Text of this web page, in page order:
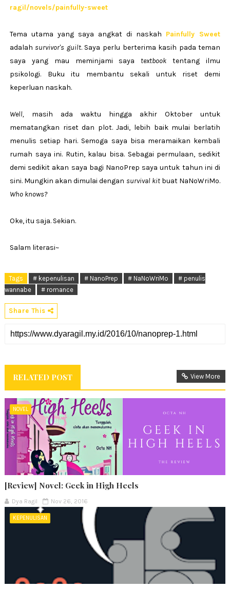
ragil/novels/painfully-sweet
Tema utama yang saya angkat di naskah Painfully Sweet
adalah survivor's guilt. Saya perlu berterima kasih pada teman
saya yang mau meminjami saya textbook tentang ilmu
psikologi. Buku itu membantu sekali untuk riset demi
keperluan naskah.
Well, masih ada waktu hingga akhir Oktober untuk
mematangkan riset dan plot. Jadi, lebih baik mulai berlatih
menulis setiap hari. Semoga saya bisa meramaikan kembali
rumah saya ini. Rutin, kalau bisa. Sebagai permulaan, sedikit
demi sedikit akan saya bagi NanoPrep saya untuk tahun ini di
sini. Mungkin akan dimulai dengan survival kit buat NaNoWriMo.
Who knows?
Oke, itu saja. Sekian.
Salam literasi~
Tags # kepenulisan # NanoPrep # NaNoWriMo
# penulis
wannabe
# romance
Share This
RELATED POST View More
NOVEL
[Review] Novel: Geek in High Heels
Dya Ragil Nov 26, 2016
KEPENULISAN